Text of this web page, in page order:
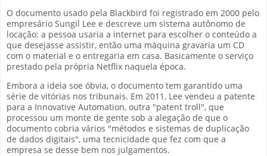
O documento usado pela Blackbird foi registrado em 2000 pelo
empresário Sungil Lee e descreve um sistema autônomo de
locação: a pessoa usaria a internet para escolher o conteúdo a
que desejasse assistir, então uma máquina gravaria um CD
com o material e o entregaria em casa. Basicamente o serviço
prestado pela própria Netflix naquela época.
Embora a ideia soe óbvia, o documento tem garantido uma
série de vitórias nos tribunais. Em 2011, Lee vendeu a patente
para a Innovative Automation, outra "patent troll", que
processou um monte de gente sob a alegação de que o
documento cobria vários "métodos e sistemas de duplicação
de dados digitais", uma tecnicidade que fez com que a
empresa se desse bem nos julgamentos.